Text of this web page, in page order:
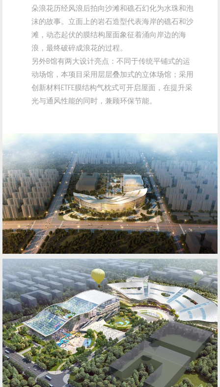
朵浪花历经风浪后拍向沙滩和礁石幻化为水珠和泡
沫的故事。立面上的岩石造型代表海岸的礁石和沙
滩，动态起伏的膜结构屋面象征着涌向岸边的海
浪，最终破碎成浪花的过程。
另外B馆有两大设计亮点：不同于传统平铺式的运
动场馆，本项目采用层层叠加式的立体场馆；采用
创新材料ETFE膜结构气枕式可开启屋面，在提升采
光与通风性能的同时，兼顾环保节能。